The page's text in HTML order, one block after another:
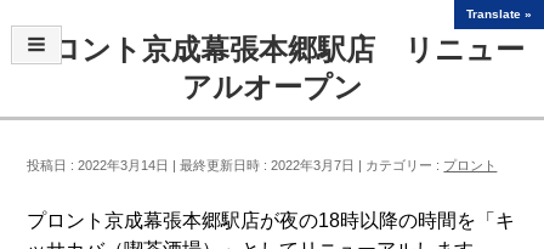
プロント京成幕張本郷駅店 リニュー
アルオープン
投稿日 : 2022年3月14日 最終更新日時 : 2022年3月7日 カテゴリー : プロント
プロント京成幕張本郷駅店が夜の18時以降の時間を「キ
Translate »